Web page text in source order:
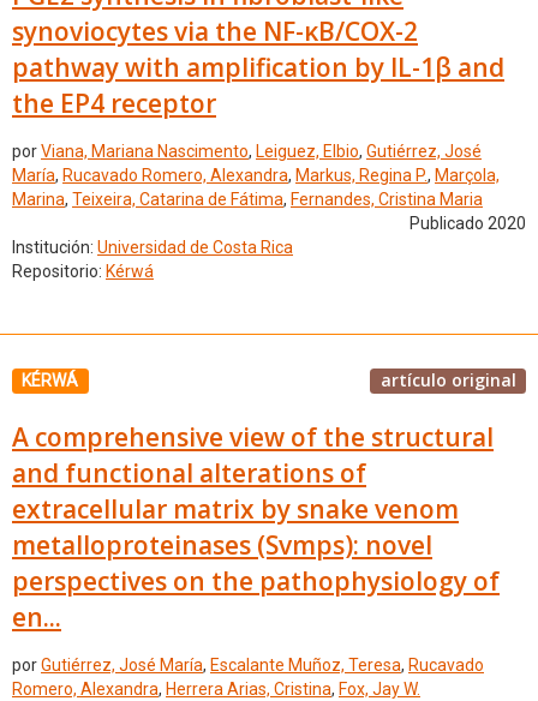
synoviocytes via the NF-κB/COX-2
pathway with amplification by IL-1β and
the EP4 receptor
porViana, Mariana Nascimento, Leiguez, Elbio, Gutiérrez, José
María, Rucavado Romero, Alexandra, Markus, Regina P., Marçola,
Marina, Teixeira, Catarina de Fátima, Fernandes, Cristina Maria
Publicado 2020
Institución: Universidad de Costa Rica
Repositorio: Kérwá
KÉRWÁ artículo original
A comprehensive view of the structural
and functional alterations of
extracellular matrix by snake venom
metalloproteinases (Svmps): novel
perspectives on the pathophysiology of
en...
porGutiérrez, José María, Escalante Muñoz, Teresa, Rucavado
Romero, Alexandra, Herrera Arias, Cristina, Fox, Jay W.